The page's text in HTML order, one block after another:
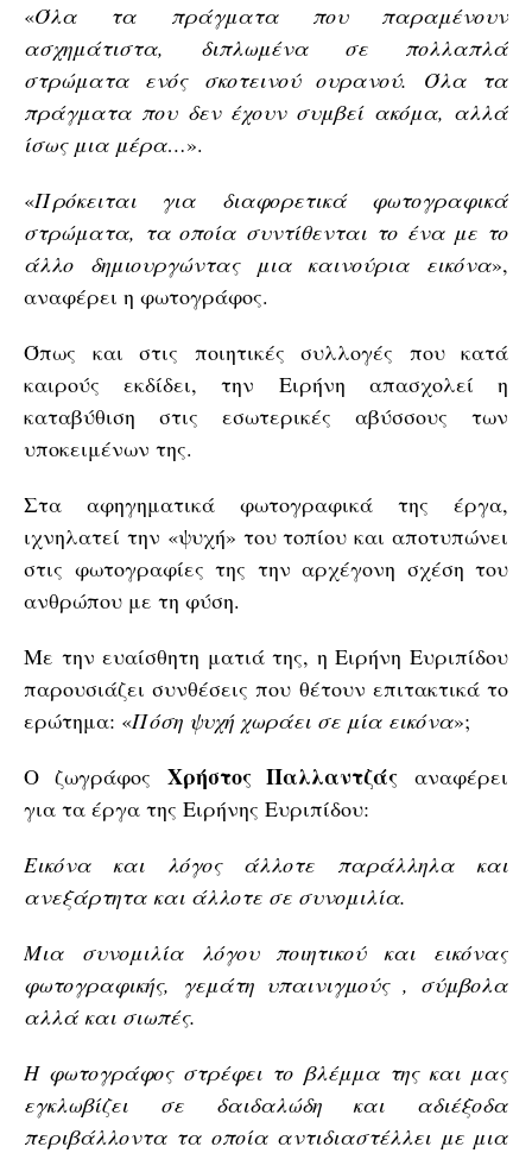
«Όλα τα πράγματα που παραμένουν
ασχημάτιστα, διπλωμένα σε πολλαπλά
στρώματα ενός σκοτεινού ουρανού. Όλα τα
πράγματα που δεν έχουν συμβεί ακόμα, αλλά
ίσως μια μέρα…».
«Πρόκειται για διαφορετικά φωτογραφικά
στρώματα, τα οποία συντίθενται το ένα με το
άλλο δημιουργώντας μια καινούρια εικόνα»,
αναφέρει η φωτογράφος.
Όπως και στις ποιητικές συλλογές που κατά
καιρούς εκδίδει, την Ειρήνη απασχολεί η
καταβύθιση στις εσωτερικές αβύσσους των
υποκειμένων της.
Στα αφηγηματικά φωτογραφικά της έργα,
ιχνηλατεί την «ψυχή» του τοπίου και αποτυπώνει
στις φωτογραφίες της την αρχέγονη σχέση του
ανθρώπου με τη φύση.
Με την ευαίσθητη ματιά της, η Ειρήνη Ευριπίδου
παρουσιάζει συνθέσεις που θέτουν επιτακτικά το
ερώτημα: «Πόση ψυχή χωράει σε μία εικόνα»;
Ο ζωγράφος Χρήστος Παλλαντζάς αναφέρει
για τα έργα της Ειρήνης Ευριπίδου:
Εικόνα και λόγος άλλοτε παράλληλα και
ανεξάρτητα και άλλοτε σε συνομιλία.
Μια συνομιλία λόγου ποιητικού και εικόνας
φωτογραφικής, γεμάτη υπαινιγμούς , σύμβολα
αλλά και σιωπές.
Η φωτογράφος στρέφει το βλέμμα της και μας
εγκλωβίζει σε δαιδαλώδη και αδιέξοδα
περιβάλλοντα τα οποία αντιδιαστέλλει με μια